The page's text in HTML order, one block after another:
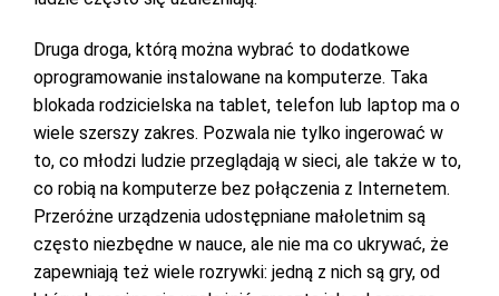
Druga droga, którą można wybrać to dodatkowe
oprogramowanie instalowane na komputerze. Taka
blokada rodzicielska na tablet, telefon lub laptop ma o
wiele szerszy zakres. Pozwala nie tylko ingerować w
to, co młodzi ludzie przeglądają w sieci, ale także w to,
co robią na komputerze bez połączenia z Internetem.
Przeróżne urządzenia udostępniane małoletnim są
często niezbędne w nauce, ale nie ma co ukrywać, że
zapewniają też wiele rozrywki: jedną z nich są gry, od